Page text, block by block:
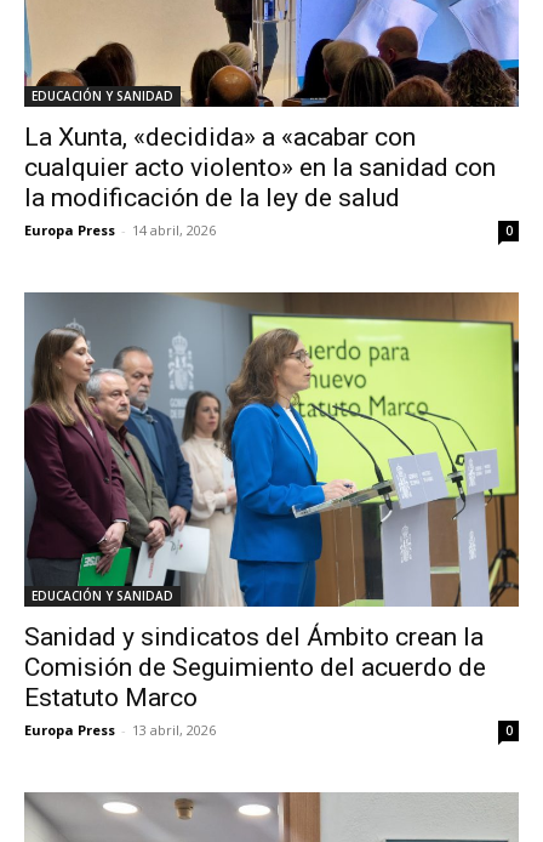
EDUCACIÓN Y SANIDAD
La Xunta, «decidida» a «acabar con
cualquier acto violento» en la sanidad con
la modificación de la ley de salud
Europa Press - 14 abril, 2026 0
EDUCACIÓN Y SANIDAD
Sanidad y sindicatos del Ámbito crean la
Comisión de Seguimiento del acuerdo de
Estatuto Marco
Europa Press - 13 abril, 2026 0